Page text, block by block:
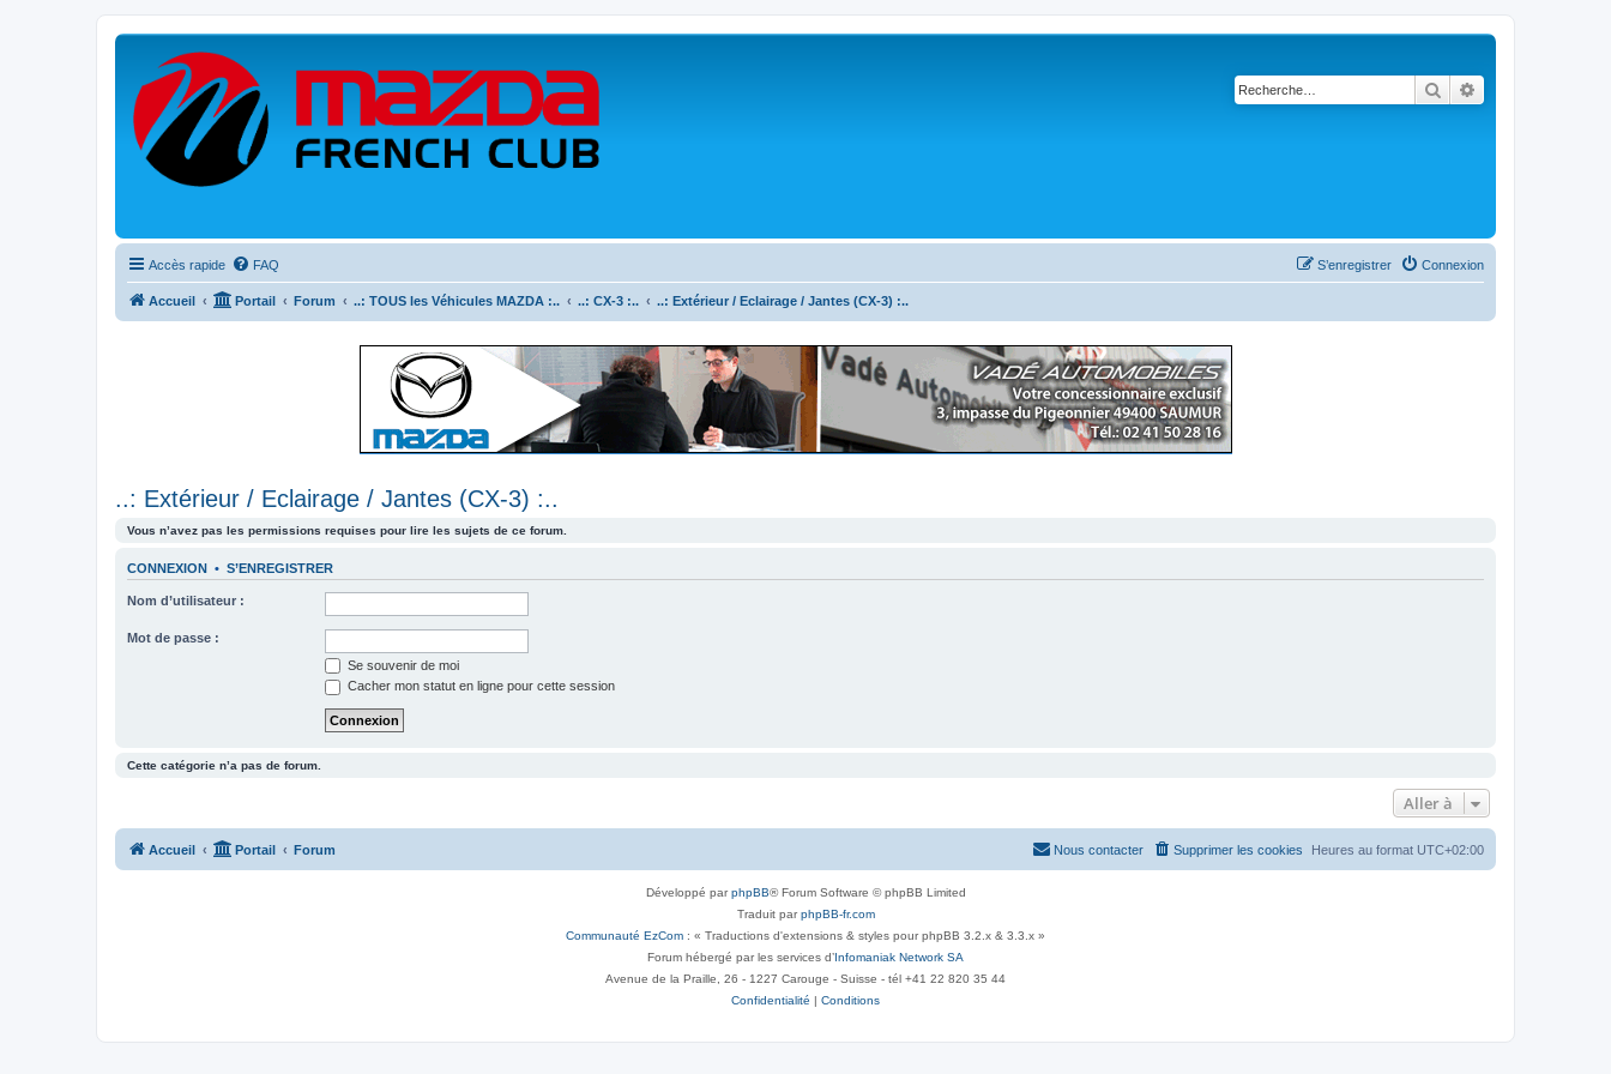
Rechercher
Accès rapide FAQ Connexion
S’enregistrer
Accueil Portail Forum ..: TOUS les Véhicules MAZDA :.. ..: CX-3 :.. ..: Extérieur / Eclairage / Jantes (CX-3) :..
..: Extérieur / Eclairage / Jantes (CX-3) :..
Vous n’avez pas les permissions requises pour lire les sujets de ce forum.
CONNEXION • S’ENREGISTRER
Nom d’utilisateur :
Mot de passe :
Se souvenir de moi
Cacher mon statut en ligne pour cette session
Cette catégorie n’a pas de forum.
Aller à
Accueil Portail Forum Heures au format UTC+02:00
Supprimer les cookies
Nous contacter
Développé parphpBB® Forum Software © phpBB Limited
Traduit parphpBB-fr.com
Communauté EzCom : « Traductions d'extensions & styles pour phpBB 3.2.x & 3.3.x »
Forum hébergé par les services d’Infomaniak Network SA
Avenue de la Praille, 26 - 1227 Carouge - Suisse - tél +41 22 820 35 44
Confidentialité | Conditions